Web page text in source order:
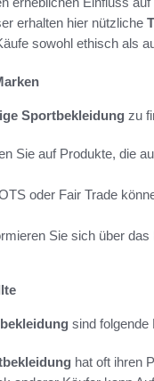
erhalten hier nützliche
sowohl ethisch als
Sportbekleidung zu
Sie auf Produkte, die
oder Fair Trade
Sie sich über
sind folgende
hat oft ihren